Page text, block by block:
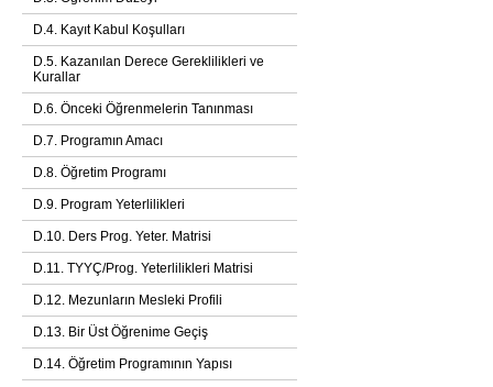
D.4. Kayıt Kabul Koşulları
D.5. Kazanılan Derece Gereklilikleri ve
Kurallar
D.6. Önceki Öğrenmelerin Tanınması
D.7. Programın Amacı
D.8. Öğretim Programı
D.9. Program Yeterlilikleri
D.10. Ders Prog. Yeter. Matrisi
D.11. TYYÇ/Prog. Yeterlilikleri Matrisi
D.12. Mezunların Mesleki Profili
D.13. Bir Üst Öğrenime Geçiş
D.14. Öğretim Programının Yapısı